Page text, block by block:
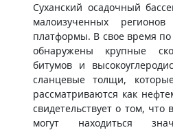
Суханский осадочный
малоизученных
платформы. В свое время
обнаружены крупные
битумов и
сланцевые толщи,
рассматриваются как
свидетельствует о том, что
могут находиться